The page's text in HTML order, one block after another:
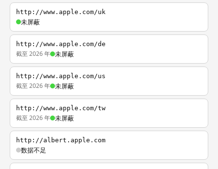
http://www.apple.com/uk
未屏蔽
http://www.apple.com/de
截至 2026 年 未屏蔽
http://www.apple.com/us
截至 2026 年 未屏蔽
http://www.apple.com/tw
截至 2026 年 未屏蔽
http://albert.apple.com
数据不足